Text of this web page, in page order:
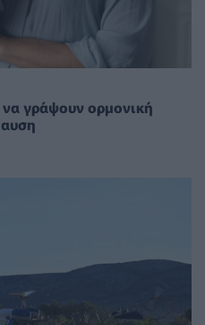
να γράψουν ορμονική